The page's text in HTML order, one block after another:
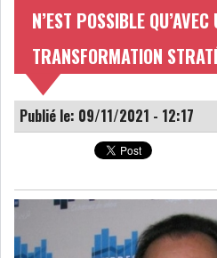
PRIVATISATION & OPV
INDICATEURS
INTERMÉDIAIRES
OPINION
SONDAGES
N’EST POSSIBLE QU’AVEC
TRANSFORMATION
Publié le: 09/11/2021 - 12:17